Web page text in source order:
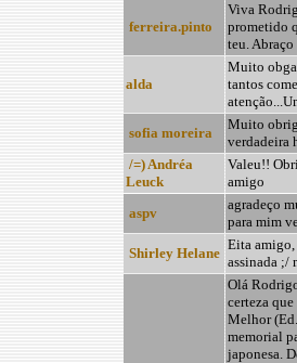
ferreira.pinto
Viva
prometido
teu. Abraço
alda
Muito
tantos
sofia moreira
Muito
verdadeira
/=) Andréa
Leuck
Valeu!!
amigo
aspv
agradeço
para mim
Shirley Helane
Eita amigo,
assinada ;/
Olá
certeza
Melhor
memorial
japonesa.